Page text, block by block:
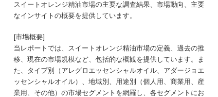
スイートオレンジ精油市場の主要な調査結果、市場動向、主要
なインサイトの概要を提供しています。
[市場概要]
当レポートでは、スイートオレンジ精油市場の定義、過去の推
移、現在の市場規模など、包括的な概観を提供しています。ま
た、タイプ別（アレグロエッセンシャルオイル、アダージョエ
ッセンシャルオイル）、地域別、用途別（個人用、商業用、産
業用、その他）の市場セグメントを網羅し、各セグメントにお